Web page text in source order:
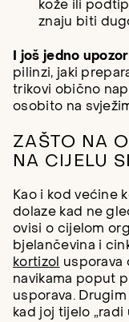
kože ili
znaju biti
I još jedno
pilinzi, jaki
trikovi obično
osobito na
ZAŠTO NA
NA CIJELU
Kao i kod većine
dolaze kad ne
ovisi o cijelom
bjelančevina i
kortizol usporava
navikama poput
usporava.
kad joj tijelo „radi